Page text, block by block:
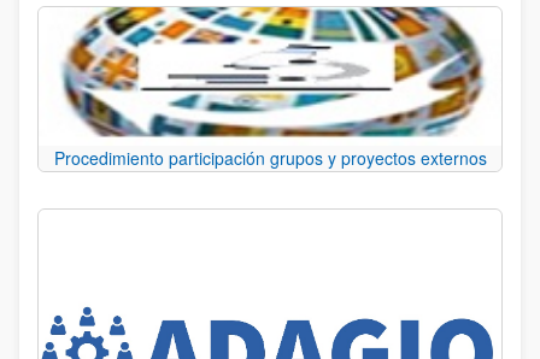
Procedimiento participación grupos y proyectos externos